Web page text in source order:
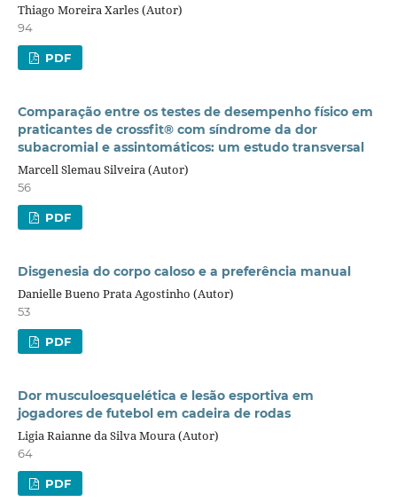
Thiago Moreira Xarles (Autor)
94
PDF
Comparação entre os testes de desempenho físico em
praticantes de crossfit® com síndrome da dor
subacromial e assintomáticos: um estudo transversal
Marcell Slemau Silveira (Autor)
56
PDF
Disgenesia do corpo caloso e a preferência manual
Danielle Bueno Prata Agostinho (Autor)
53
PDF
Dor musculoesquelética e lesão esportiva em
jogadores de futebol em cadeira de rodas
Ligia Raianne da Silva Moura (Autor)
64
PDF